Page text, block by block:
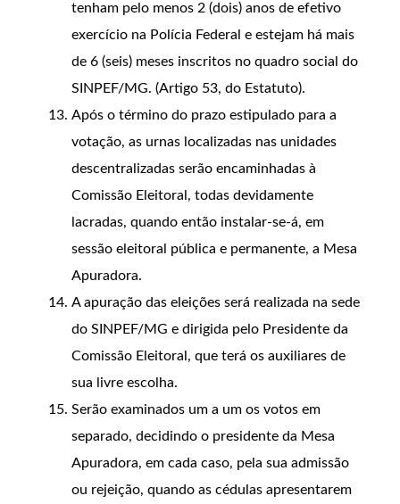
tenham pelo menos 2 (dois) anos de efetivo
exercício na Polícia Federal e estejam há mais
de 6 (seis) meses inscritos no quadro social do
SINPEF/MG. (Artigo 53, do Estatuto).
Após o término do prazo estipulado para a
votação, as urnas localizadas nas unidades
descentralizadas serão encaminhadas à
Comissão Eleitoral, todas devidamente
lacradas, quando então instalar-se-á, em
sessão eleitoral pública e permanente, a Mesa
Apuradora.
A apuração das eleições será realizada na sede
do SINPEF/MG e dirigida pelo Presidente da
Comissão Eleitoral, que terá os auxiliares de
sua livre escolha.
Serão examinados um a um os votos em
separado, decidindo o presidente da Mesa
Apuradora, em cada caso, pela sua admissão
ou rejeição, quando as cédulas apresentarem